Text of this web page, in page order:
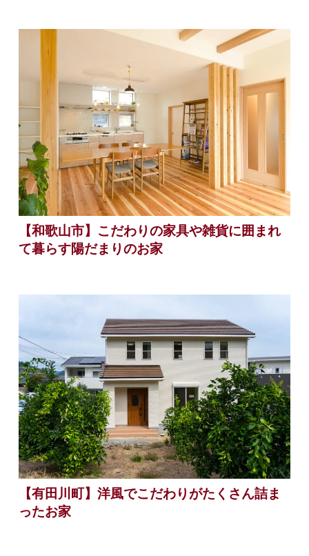
【和歌山市】こだわりの家具や雑貨に囲まれ
て暮らす陽だまりのお家
【有田川町】洋風でこだわりがたくさん詰ま
ったお家